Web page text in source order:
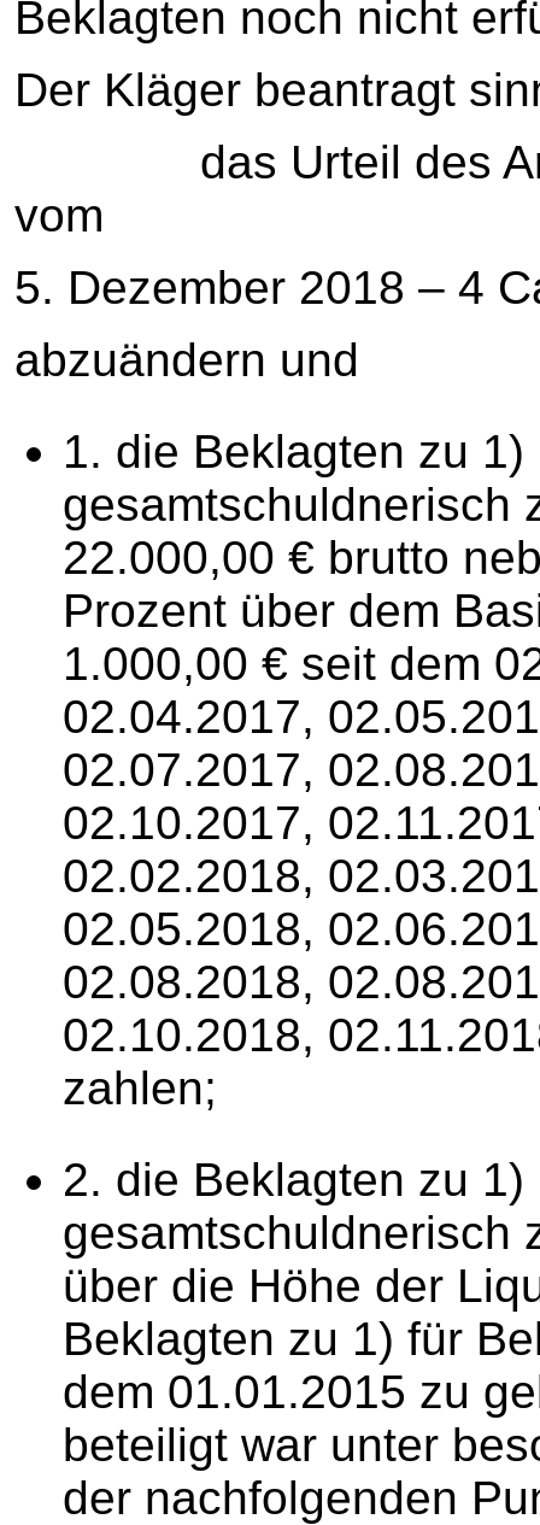
Beklagten noch nicht
Der Kläger beantragt
das Urteil des
vom
5. Dezember 2018 – 4
abzuändern und
1. die Beklagten zu 1)
gesamtschuldnerisch
22.000,00 € brutto
Prozent über dem
1.000,00 € seit dem
02.04.2017,
02.07.2017,
02.10.2017,
02.02.2018,
02.05.2018,
02.08.2018,
02.10.2018,
zahlen;
2. die Beklagten zu 1)
gesamtschuldnerisch
über die Höhe der
Beklagten zu 1) für
dem 01.01.2015 zu
beteiligt war unter
der nachfolgenden